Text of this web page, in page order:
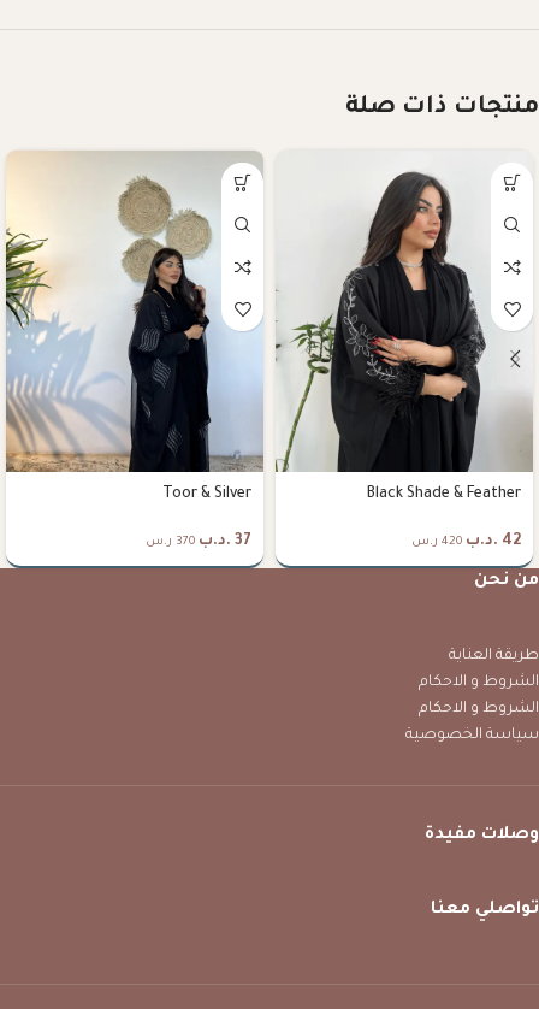
منتجات ذات صلة
Black Shade & Feather
42 .د.ب 420 ر.س
Toor & Silver
37 .د.ب 370 ر.س
من نحن
طريقة العناية
الشروط و الاحكام
الشروط و الاحكام
سياسة الخصوصية
وصلات مفيدة
تواصلي معنا